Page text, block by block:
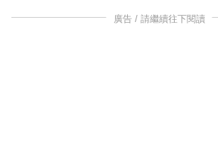
廣告 / 請繼續往下閱讀